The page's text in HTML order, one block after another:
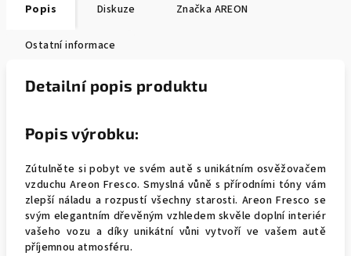
Popis Diskuze Značka AREON
Ostatní informace
Detailní popis produktu
Popis výrobku:
Zútulněte si pobyt ve svém autě s unikátním osvěžovačem
vzduchu Areon Fresco. Smyslná vůně s přírodními tóny vám
zlepší náladu a rozpustí všechny starosti. Areon Fresco se
svým elegantním dřevěným vzhledem skvěle doplní interiér
vašeho vozu a díky unikátní vůni vytvoří ve vašem autě
příjemnou atmosféru.